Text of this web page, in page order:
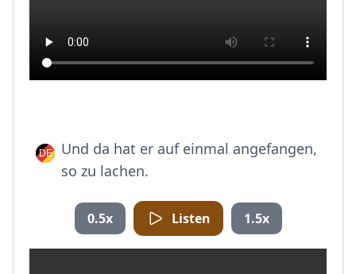
Und da hat er auf einmal angefangen,
so zu lachen.
0.5x Listen 1.5x